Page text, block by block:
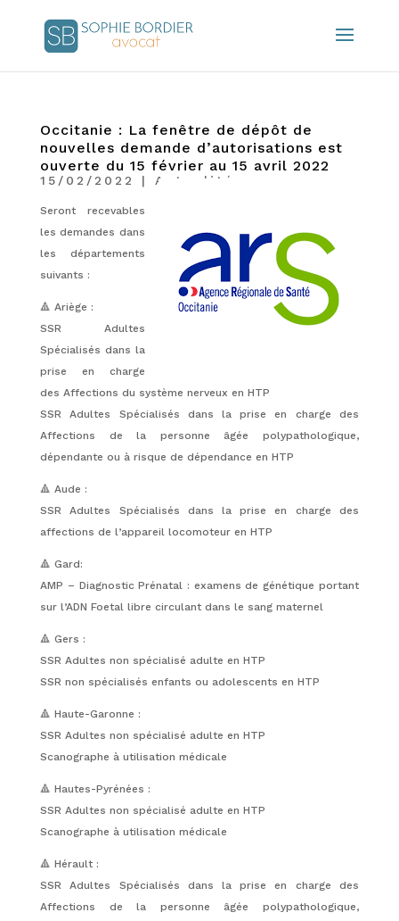
Occitanie : La fenêtre de dépôt de
nouvelles demande d’autorisations est
ouverte du 15 février au 15 avril 2022
15/02/2022 | Actualités
Seront recevables
les demandes dans
les départements
suivants :
🔺 Ariège :
SSR Adultes
Spécialisés dans la
prise en charge
des Affections du système nerveux en HTP
SSR Adultes Spécialisés dans la prise en charge des
Affections de la personne âgée polypathologique,
dépendante ou à risque de dépendance en HTP
🔺 Aude :
SSR Adultes Spécialisés dans la prise en charge des
affections de l’appareil locomoteur en HTP
🔺 Gard:
AMP – Diagnostic Prénatal : examens de génétique portant
sur l’ADN Foetal libre circulant dans le sang maternel
🔺 Gers :
SSR Adultes non spécialisé adulte en HTP
SSR non spécialisés enfants ou adolescents en HTP
🔺 Haute-Garonne :
SSR Adultes non spécialisé adulte en HTP
Scanographe à utilisation médicale
🔺 Hautes-Pyrénées :
SSR Adultes non spécialisé adulte en HTP
Scanographe à utilisation médicale
🔺 Hérault :
SSR Adultes Spécialisés dans la prise en charge des
Affections de la personne âgée polypathologique,